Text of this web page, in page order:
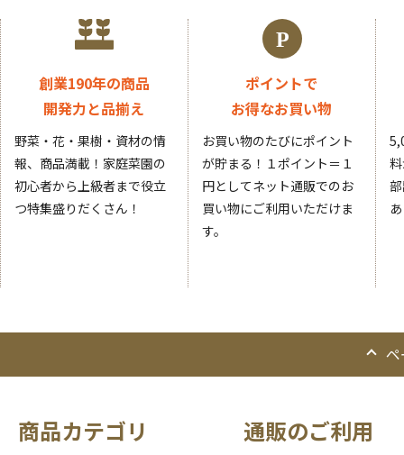
創業190年の商品
開発力と品揃え
野菜・花・果樹・資材の情
報、商品満載！家庭菜園の
初心者から上級者まで役立
つ特集盛りだくさん！
ポイントで
お得なお買い物
お買い物のたびにポイント
が貯まる！１ポイント＝１
円としてネット通販でのお
買い物にご利用いただけま
す。
商品カテゴリ 通販のご利用